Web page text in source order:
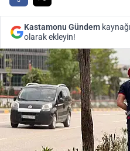
Kastamonu Gündem
olarak ekleyin!